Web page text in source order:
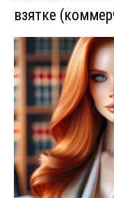
взятке